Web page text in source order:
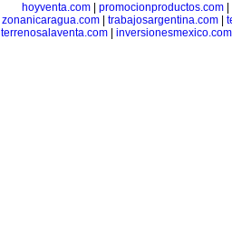
hoyventa.com| promocionproductos.com|
zonanicaragua.com
trabajosargentina.com
terrenosalaventa.com| inversionesmexico.com